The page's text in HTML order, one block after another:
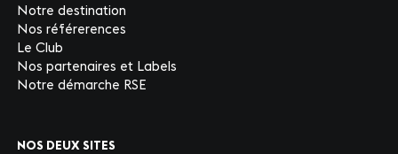
Notre destination
Nos référerences
Le Club
Nos partenaires et Labels
Notre démarche RSE
NOS DEUX SITES